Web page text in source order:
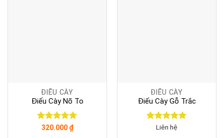
ĐIẾU CÀY
Điếu Cày Nõ To
Được xếp
320.000 ₫
ĐIẾU CÀY
Điếu Cày Gỗ Trắc
Được xếp
Liên hệ